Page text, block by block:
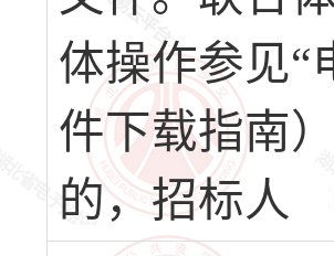
体操作参见
件下载指南
的，招标人